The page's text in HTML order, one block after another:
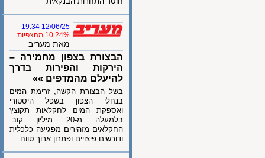
12/06/25 19:34
10.24% מהצפיות
מאת מעריב
הבצורת בצפון מחמירה –
הירקות והפירות בדרך
להיעלם מהמדפים »»
בשל הבצורת הקשה, זרימת המים
בנחלי הצפון בשפל היסטורי
ואספקת המים לחקלאות תקוצץ
בלמעלה מ-20 מיליון קוב.
החקלאים מזהירים מפגיעה כלכלית
ודורשים פיצויים ופתרון ארוך טווח